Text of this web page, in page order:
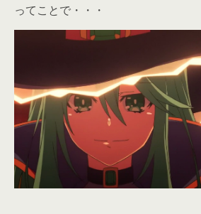
ってことで・・・